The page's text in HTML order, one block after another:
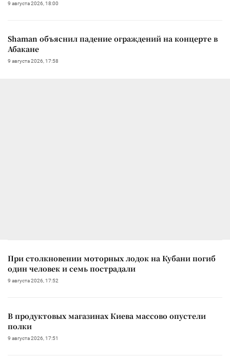
9 августа 2026, 18:00
Shaman объяснил падение ограждений на концерте в
Абакане
9 августа 2026, 17:58
При столкновении моторных лодок на Кубани погиб
один человек и семь пострадали
9 августа 2026, 17:52
В продуктовых магазинах Киева массово опустели
полки
9 августа 2026, 17:51